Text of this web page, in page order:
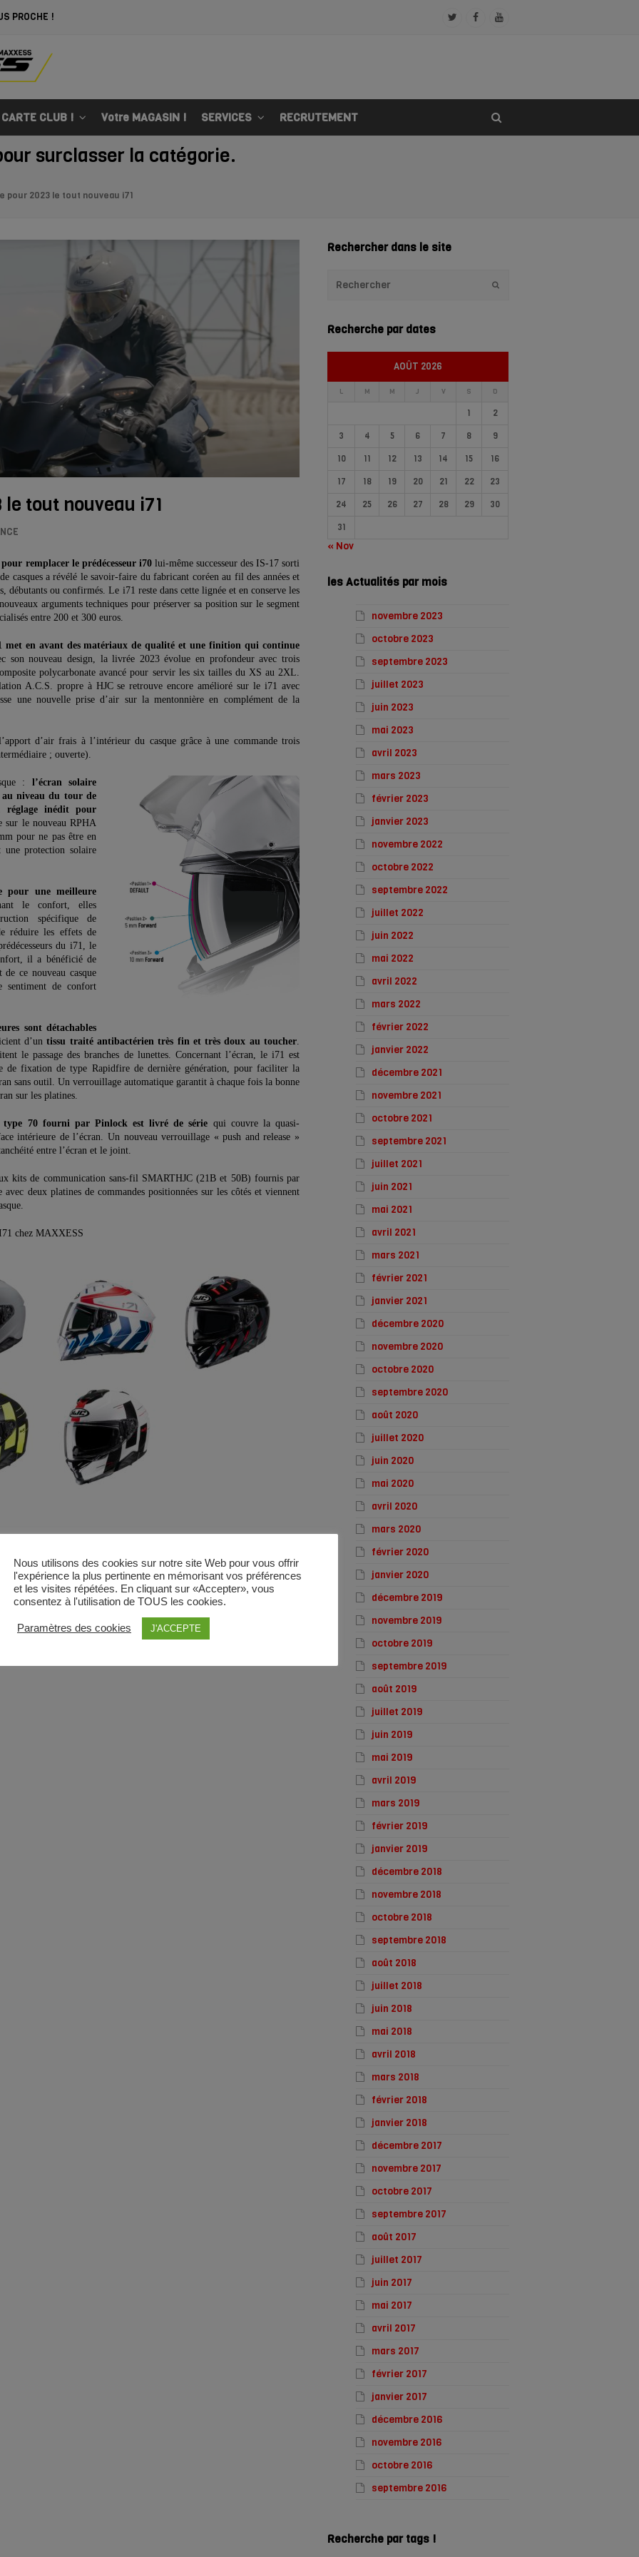
PROCHE !
TwitterFacebookYoutube
CLUB ! Votre MAGASIN ! SERVICES RECRUTEMENT
surclasser la catégorie.
pour 2023 le tout nouveau i71
le tout nouveau i71
remplacer le prédécesseur i70lui-même successeur des IS-17 sorti
casques a révélé le savoir-faire du fabricant coréen au fil des années et
débutants ou confirmés. Le i71 reste dans cette lignée et en conserve les
arguments techniques pour préserver sa position sur le segment
entre 200 et 300 euros.
met en avant des matériaux de qualité et une finition qui continue
son nouveau design, la livrée 2023 évolue en profondeur avec trois
polycarbonate avancé pour servir les six tailles du XS au 2XL.
A.C.S. propre à HJC se retrouve encore amélioré sur le i71 avec
une nouvelle prise d’air sur la mentonnière en complément de la
d’air frais à l’intérieur du casque grâce à une commande trois
; ouverte).
: l’écran solaire
au niveau du tour de
réglage inédit pour
sur le nouveau RPHA
pour ne pas être en
protection solaire
pour une meilleure
le confort, elles
spécifique de
réduire les effets de
du i71, le
il a bénéficié de
de ce nouveau casque
sentiment de confort
sont détachables
d’untissu traité antibactérien très fin et très doux au toucher.
le passage des branches de lunettes. Concernant l’écran, le i71 est
de fixation de type Rapidfire de dernière génération, pour faciliter la
sans outil. Un verrouillage automatique garantit à chaque fois la bonne
sur les platines.
type 70 fourni par Pinlock est livré de série qui couvre la quasi-
intérieure de l’écran. Un nouveau verrouillage « push and release »
entre l’écran et le joint.
kits de communication sans-fil SMARTHJC (21B et 50B) fournis par
deux platines de commandes positionnées sur les côtés et viennent
chez MAXXESS
Rechercher dans le site
Recherche par dates
AOÛT 2026
L M M J V S D
1
2
3
4 5 6 7 8
9
10
11 12 13 14 15
16
17
18 19 20 21 22
23
24
25 26 27 28 29
30
31
« Nov
les Actualités par mois
novembre 2023
octobre 2023
septembre 2023
juillet 2023
juin 2023
mai 2023
avril 2023
mars 2023
février 2023
janvier 2023
novembre 2022
octobre 2022
septembre 2022
juillet 2022
juin 2022
mai 2022
avril 2022
mars 2022
février 2022
janvier 2022
décembre 2021
novembre 2021
octobre 2021
septembre 2021
juillet 2021
juin 2021
mai 2021
avril 2021
mars 2021
février 2021
janvier 2021
décembre 2020
novembre 2020
octobre 2020
septembre 2020
août 2020
juillet 2020
juin 2020
mai 2020
avril 2020
mars 2020
février 2020
janvier 2020
décembre 2019
novembre 2019
octobre 2019
septembre 2019
août 2019
juillet 2019
juin 2019
mai 2019
avril 2019
mars 2019
février 2019
janvier 2019
décembre 2018
novembre 2018
octobre 2018
septembre 2018
août 2018
juillet 2018
juin 2018
mai 2018
avril 2018
mars 2018
février 2018
janvier 2018
décembre 2017
novembre 2017
octobre 2017
septembre 2017
août 2017
juillet 2017
juin 2017
mai 2017
avril 2017
mars 2017
février 2017
janvier 2017
décembre 2016
novembre 2016
octobre 2016
septembre 2016
Recherche par tags !
Nous utilisons des cookies sur notre site Web pour vous offrir
l'expérience la plus pertinente en mémorisant vos préférences
et les visites répétées. En cliquant sur «Accepter», vous
consentez à l'utilisation de TOUS les cookies.
Paramètres des cookies J'ACCEPTE